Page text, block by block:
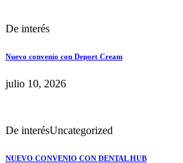
De interés
Nuevo convenio con Deport Cream
julio 10, 2026
De interésUncategorized
NUEVO CONVENIO CON DENTAL HUB